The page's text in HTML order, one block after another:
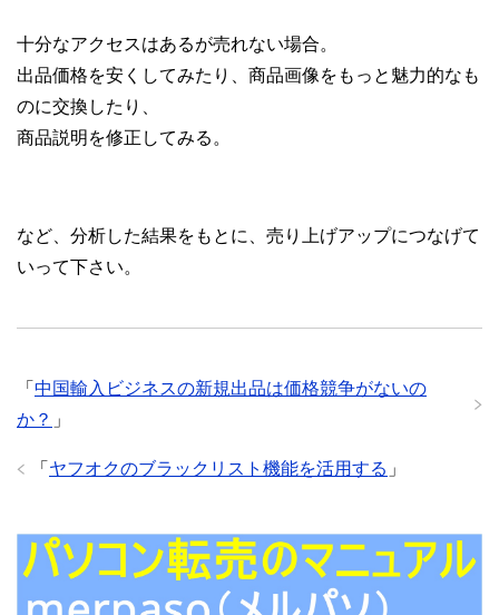
十分なアクセスはあるが売れない場合。
出品価格を安くしてみたり、商品画像をもっと魅力的なも
のに交換したり、
商品説明を修正してみる。
など、分析した結果をもとに、売り上げアップにつなげて
いって下さい。
「 中国輸入ビジネスの新規出品は価格競争がないの
か？ 」
「 ヤフオクのブラックリスト機能を活用する 」